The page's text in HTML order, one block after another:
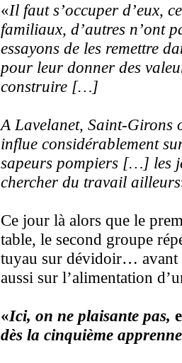
«Il faut s’occuper d’eux,
familiaux, d’autres n’ont
essayons de les remettre
pour leur donner des
construire […]
A Lavelanet, Saint-Girons
influe considérablement
sapeurs pompiers […] les
chercher du travail ailleurs
Ce jour là alors que le
table, le second groupe
tuyau sur dévidoir… avant
aussi sur l’alimentation
«Ici, on ne plaisante pas,
dès la cinquième